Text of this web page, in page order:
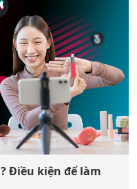
Điều kiện để làm